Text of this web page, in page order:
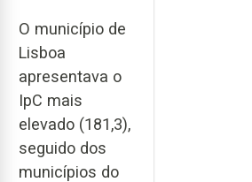
O município de
Lisboa
apresentava o
IpC mais
elevado (181,3),
seguido dos
municípios do